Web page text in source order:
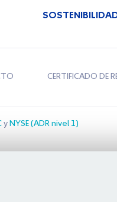
CERTIFICADO DE
y NYSE (ADR nivel 1)